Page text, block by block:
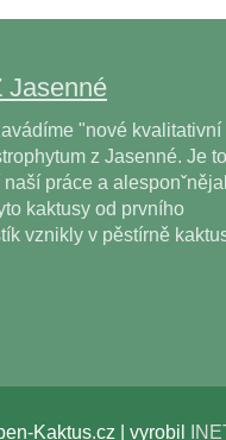
Jasenné
"nové kvalitativní
z Jasenné. Je to
práce a
kaktusy od prvního
vznikly v pěstírně
Kaktus.cz | vyrobil